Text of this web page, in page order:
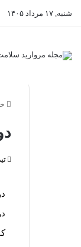
شنبه, ۱۷ مرداد ۱۴۰۵